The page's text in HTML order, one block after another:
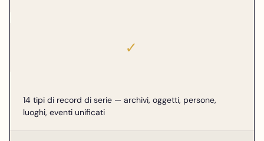
✓
14 tipi di record di serie — archivi, oggetti, persone,
luoghi, eventi unificati